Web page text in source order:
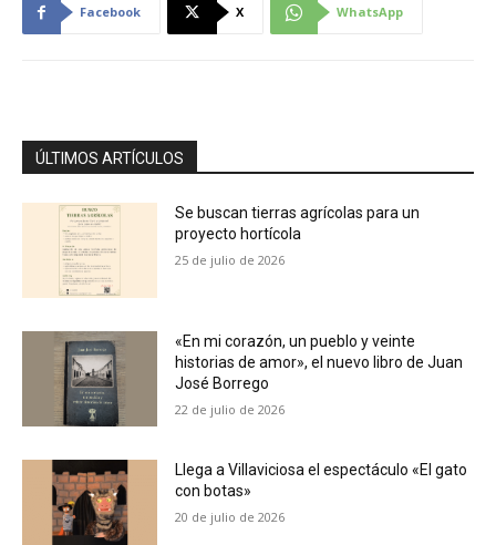
Facebook X WhatsApp
ÚLTIMOS ARTÍCULOS
Se buscan tierras agrícolas para un
proyecto hortícola
25 de julio de 2026
«En mi corazón, un pueblo y veinte
historias de amor», el nuevo libro de Juan
José Borrego
22 de julio de 2026
Llega a Villaviciosa el espectáculo «El gato
con botas»
20 de julio de 2026